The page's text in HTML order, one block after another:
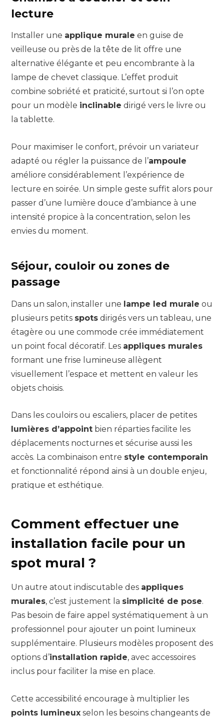
lecture
Installer une applique murale en guise de
veilleuse ou près de la tête de lit offre une
alternative élégante et peu encombrante à la
lampe de chevet classique. L’effet produit
combine sobriété et praticité, surtout si l’on opte
pour un modèle inclinable dirigé vers le livre ou
la tablette.
Pour maximiser le confort, prévoir un variateur
adapté ou régler la puissance de l’ampoule
améliore considérablement l’expérience de
lecture en soirée. Un simple geste suffit alors pour
passer d’une lumière douce d’ambiance à une
intensité propice à la concentration, selon les
envies du moment.
Séjour, couloir ou zones de
passage
Dans un salon, installer une lampe led murale ou
plusieurs petits spots dirigés vers un tableau, une
étagère ou une commode crée immédiatement
un point focal décoratif. Les appliques murales
formant une frise lumineuse allègent
visuellement l’espace et mettent en valeur les
objets choisis.
Dans les couloirs ou escaliers, placer de petites
lumières d’appoint bien réparties facilite les
déplacements nocturnes et sécurise aussi les
accès. La combinaison entre style contemporain
et fonctionnalité répond ainsi à un double enjeu,
pratique et esthétique.
Comment effectuer une
installation facile pour un
spot mural ?
Un autre atout indiscutable des appliques
murales, c’est justement la simplicité de pose.
Pas besoin de faire appel systématiquement à un
professionnel pour ajouter un point lumineux
supplémentaire. Plusieurs modèles proposent des
options d’installation rapide, avec accessoires
inclus pour faciliter la mise en place.
Cette accessibilité encourage à multiplier les
points lumineux selon les besoins changeants de